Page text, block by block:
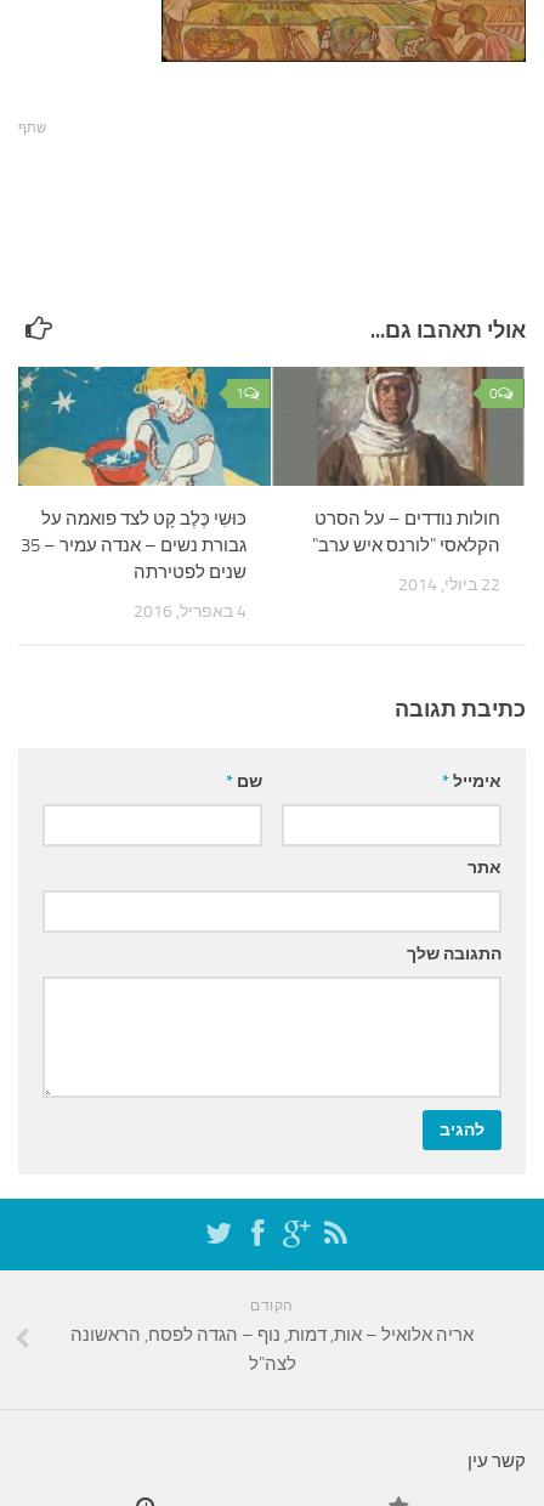
עצות סבתא
סבתא מספרת
שתף
אולי תאהבו גם...
1
כּוּשִי כֶּלֶב קָט לצד פואמה על
גבורת נשים – אנדה עמיר – 35
שנים לפטירתה
4 באפריל, 2016
0
חולות נודדים – על הסרט
הקלאסי "לורנס איש ערב"
22 ביולי, 2014
כתיבת תגובה
שם * אימייל*
אתר
התגובה שלך
הקודם
אריה אלואיל – אות, דמות, נוף – הגדה לפסח, הראשונה
לצה"ל
קשר עין